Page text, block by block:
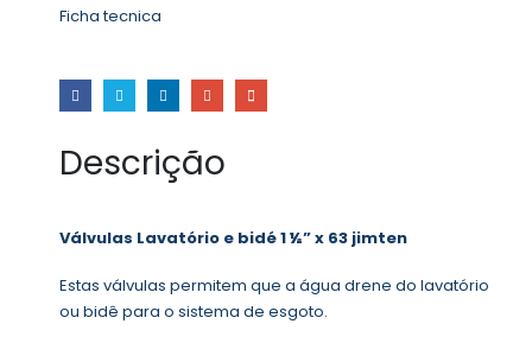
Ficha tecnica
Descrição
Válvulas Lavatório e bidé 1 ½” x 63 jimten
Estas válvulas permitem que a água drene do lavatório
ou bidê para o sistema de esgoto.